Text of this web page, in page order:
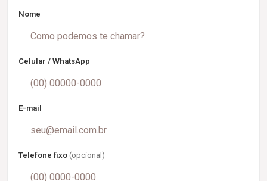
Nome
Celular / WhatsApp
E-mail
Telefone fixo (opcional)